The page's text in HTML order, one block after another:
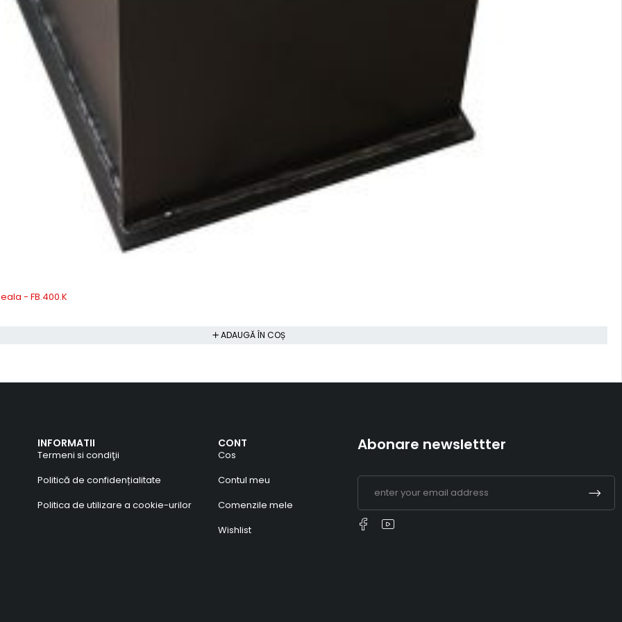
- FB.400.K
ADAUGĂ ÎN COȘ
INFORMATII
Termeni si condiţii
Politică de confidențialitate
Politica de utilizare a cookie-urilor
CONT
Cos
Contul meu
Comenzile mele
Wishlist
Abonare newslettter